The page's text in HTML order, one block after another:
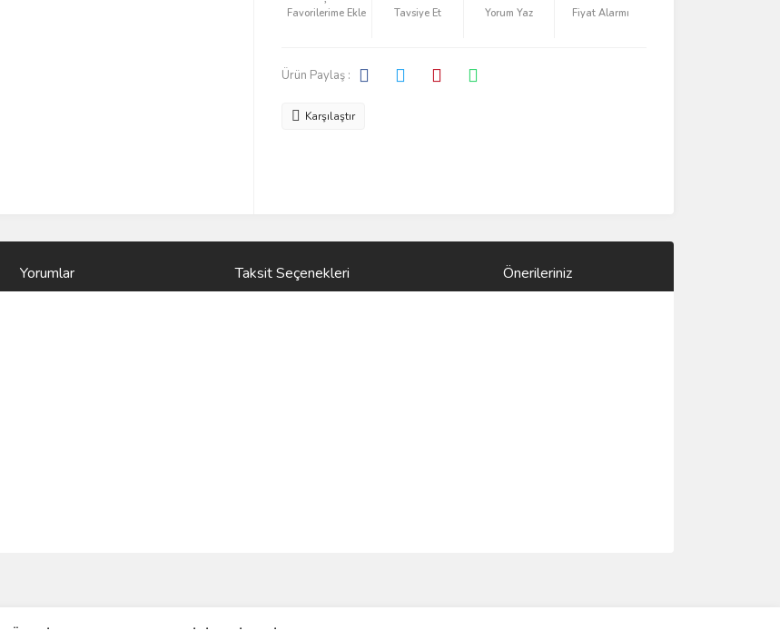
Tavsiye Et Yorum Yaz Fiyat Alarmı
Ürün Paylaş :
Karşılaştır
Yorumlar Taksit Seçenekleri Önerileriniz